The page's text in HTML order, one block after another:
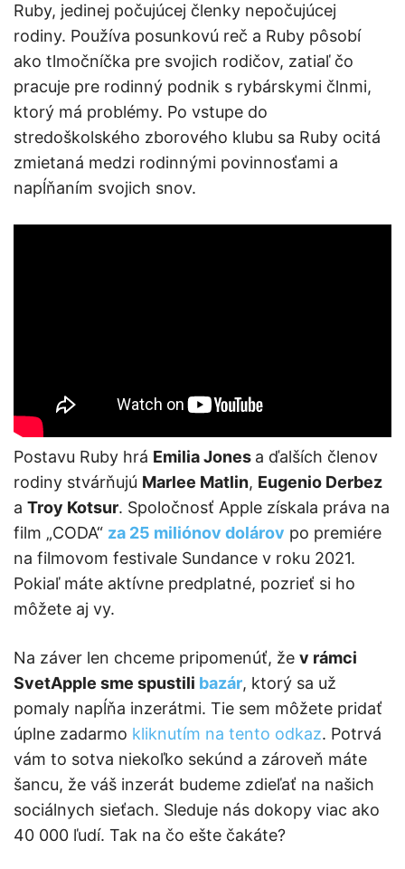
Ruby, jedinej počujúcej členky nepočujúcej
rodiny. Používa posunkovú reč a Ruby pôsobí
ako tlmočníčka pre svojich rodičov, zatiaľ čo
pracuje pre rodinný podnik s rybárskymi člnmi,
ktorý má problémy. Po vstupe do
stredoškolského zborového klubu sa Ruby ocitá
zmietaná medzi rodinnými povinnosťami a
napĺňaním svojich snov.
Postavu Ruby hrá Emilia Jones a ďalších členov
rodiny stvárňujú Marlee Matlin, Eugenio Derbez
a Troy Kotsur. Spoločnosť Apple získala práva na
film „CODA“ za 25 miliónov dolárov po premiére
na filmovom festivale Sundance v roku 2021.
Pokiaľ máte aktívne predplatné, pozrieť si ho
môžete aj vy.
Na záver len chceme pripomenúť, že v rámci
SvetApple sme spustili bazár, ktorý sa už
pomaly napĺňa inzerátmi. Tie sem môžete pridať
úplne zadarmo kliknutím na tento odkaz. Potrvá
vám to sotva niekoľko sekúnd a zároveň máte
šancu, že váš inzerát budeme zdieľať na našich
sociálnych sieťach. Sleduje nás dokopy viac ako
40 000 ľudí. Tak na čo ešte čakáte?